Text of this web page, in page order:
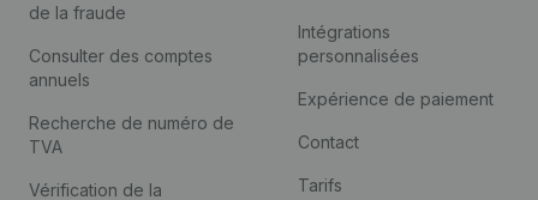
de la fraude
Consulter des comptes
annuels
Recherche de numéro de
TVA
Vérification de la
Intégrations
personnalisées
Expérience de paiement
Contact
Tarifs